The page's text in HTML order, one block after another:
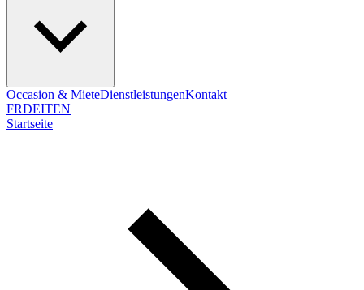
Occasion & MieteDienstleistungenKontakt
FRDEITEN
Startseite